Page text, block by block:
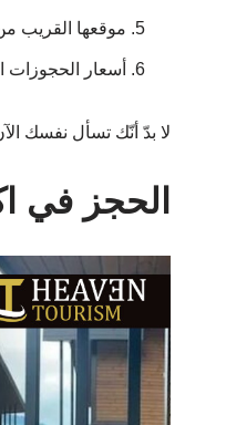
موقعها القريب
أسعار الحجوزات
لا بدّ أنّك تسأل نفسك
الحجز في